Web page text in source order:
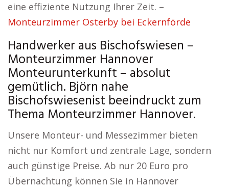
eine effiziente Nutzung Ihrer Zeit. –
Monteurzimmer Osterby bei Eckernförde
Handwerker aus Bischofswiesen –
Monteurzimmer Hannover
Monteurunterkunft – absolut
gemütlich. Björn nahe
Bischofswiesenist beeindruckt zum
Thema Monteurzimmer Hannover.
Unsere Monteur- und Messezimmer bieten
nicht nur Komfort und zentrale Lage, sondern
auch günstige Preise. Ab nur 20 Euro pro
Übernachtung können Sie in Hannover